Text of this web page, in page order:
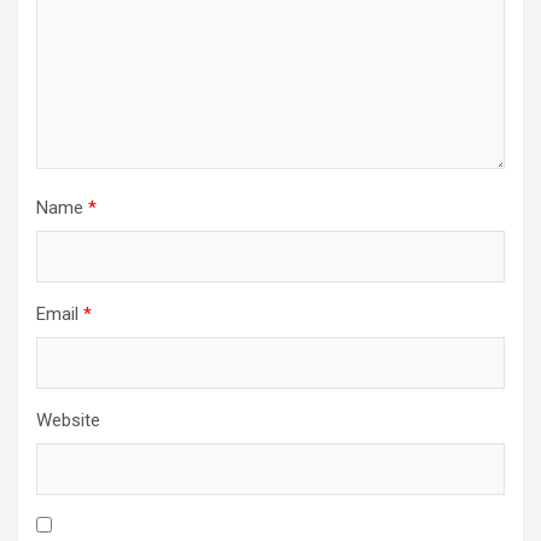
Name *
Email *
Website